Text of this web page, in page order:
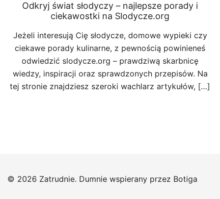
Odkryj świat słodyczy – najlepsze porady i
ciekawostki na Slodycze.org
Jeżeli interesują Cię słodycze, domowe wypieki czy
ciekawe porady kulinarne, z pewnością powinieneś
odwiedzić slodycze.org – prawdziwą skarbnicę
wiedzy, inspiracji oraz sprawdzonych przepisów. Na
tej stronie znajdziesz szeroki wachlarz artykułów, […]
© 2026 Zatrudnie. Dumnie wspierany przez Botiga